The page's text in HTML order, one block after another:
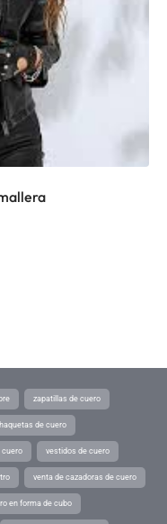
zapatillas de cuero
de cuero
cuero vestidos de cuero
venta de cazadoras de cuero
en forma de cubo